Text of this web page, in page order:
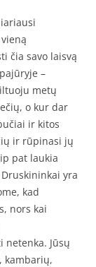
čia savo laisvą
–
metų
o kur dar
ir kitos
ir rūpinasi jų
pat laukia
yra
kad
nors kai
netenka. Jūsų
kambarių,